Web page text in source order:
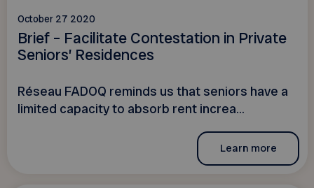
October 27 2020
Brief – Facilitate Contestation in Private
Seniors’ Residences
Réseau FADOQ reminds us that seniors have a
limited capacity to absorb rent increa...
Learn more